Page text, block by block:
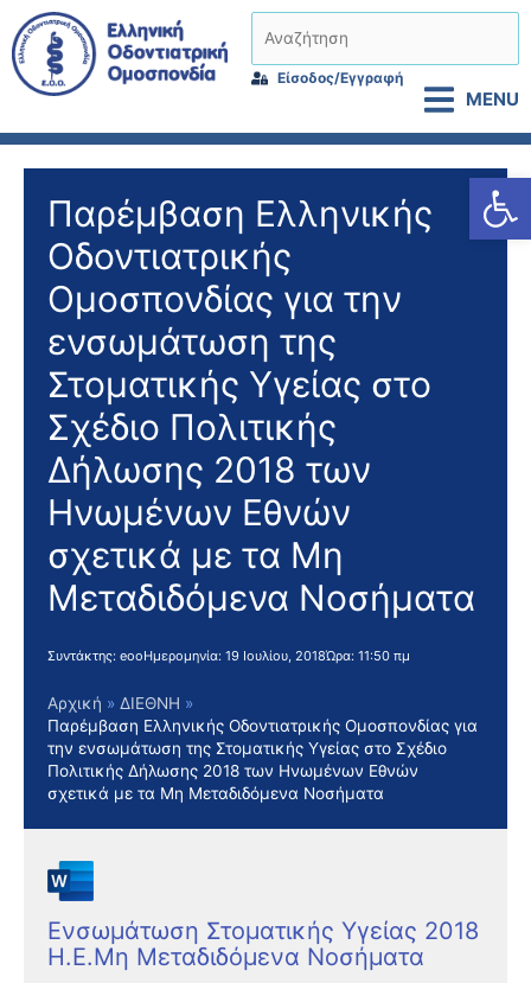
Μετάβαση
στο
περιεχόμενο
Είσοδος/Εγγραφή
MENU
Παρέμβαση Ελληνικής
Οδοντιατρικής
Ομοσπονδίας για την
ενσωμάτωση της
Στοματικής Υγείας στο
Σχέδιο Πολιτικής
Δήλωσης 2018 των
Ηνωμένων Εθνών
σχετικά με τα Μη
Μεταδιδόμενα Νοσήματα
Συντάκτης: eooΗμερομηνία: 19 Ιουλίου, 2018Ώρα: 11:50 πμ
Αρχική
ΔΙΕΘΝΗ
Παρέμβαση Ελληνικής Οδοντιατρικής Ομοσπονδίας για
την ενσωμάτωση της Στοματικής Υγείας στο Σχέδιο
Πολιτικής Δήλωσης 2018 των Ηνωμένων Εθνών
σχετικά με τα Μη Μεταδιδόμενα Νοσήματα
Ενσωμάτωση Στοματικής Υγείας 2018
Η.Ε.Μη Μεταδιδόμενα Νοσήματα